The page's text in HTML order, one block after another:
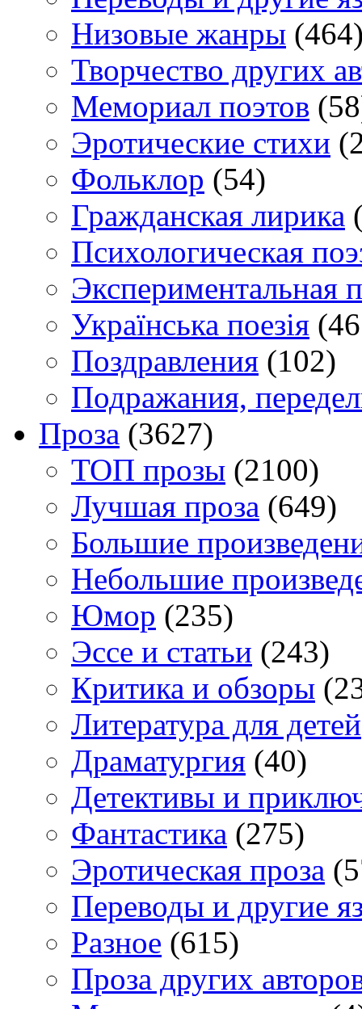
Низовые жанры
Творчество других
Мемориал поэтов
Эротические стихи
Фольклор (54)
Гражданская лирика
Психологическая
Экспериментальная
Українська поезія
Поздравления (102)
Подражания,
Проза (3627)
TOП прозы (2100)
Лучшая проза (649)
Большие
Небольшие
Юмор (235)
Эссе и статьи (243)
Критика и обзоры
Литература для детей
Драматургия (40)
Детективы и
Фантастика (275)
Эротическая проза
Переводы и другие
Разное (615)
Проза других